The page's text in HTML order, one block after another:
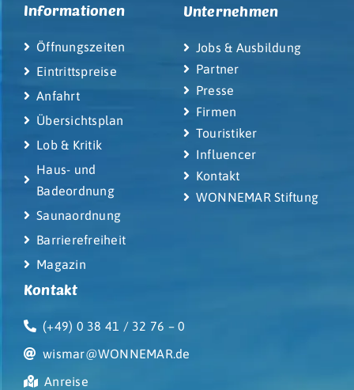
Informationen
Öffnungszeiten
Eintrittspreise
Anfahrt
Übersichtsplan
Lob & Kritik
Haus- und
Badeordnung
Saunaordnung
Barrierefreiheit
Magazin
Unternehmen
Jobs & Ausbildung
Partner
Presse
Firmen
Touristiker
Influencer
Kontakt
WONNEMAR Stiftung
Kontakt
(+49) 0 38 41 / 32 76 – 0
wismar@WONNEMAR.de
Anreise